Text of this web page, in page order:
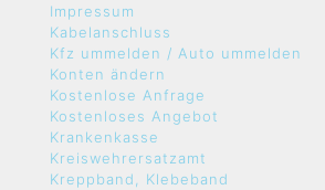
Impressum
Kabelanschluss
Kfz ummelden / Auto ummelden
Konten ändern
Kostenlose Anfrage
Kostenloses Angebot
Krankenkasse
Kreiswehrersatzamt
Kreppband, Klebeband